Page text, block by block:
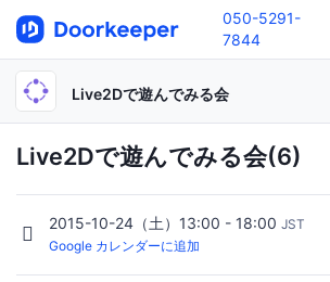
050-5291-
7844
Live2Dで遊んでみる会
Live2Dで遊んでみる会(6)
2015-10-24（土）13:00 - 18:00 JST
Google カレンダーに追加